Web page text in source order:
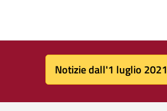
Notizie dall'1 luglio 2021